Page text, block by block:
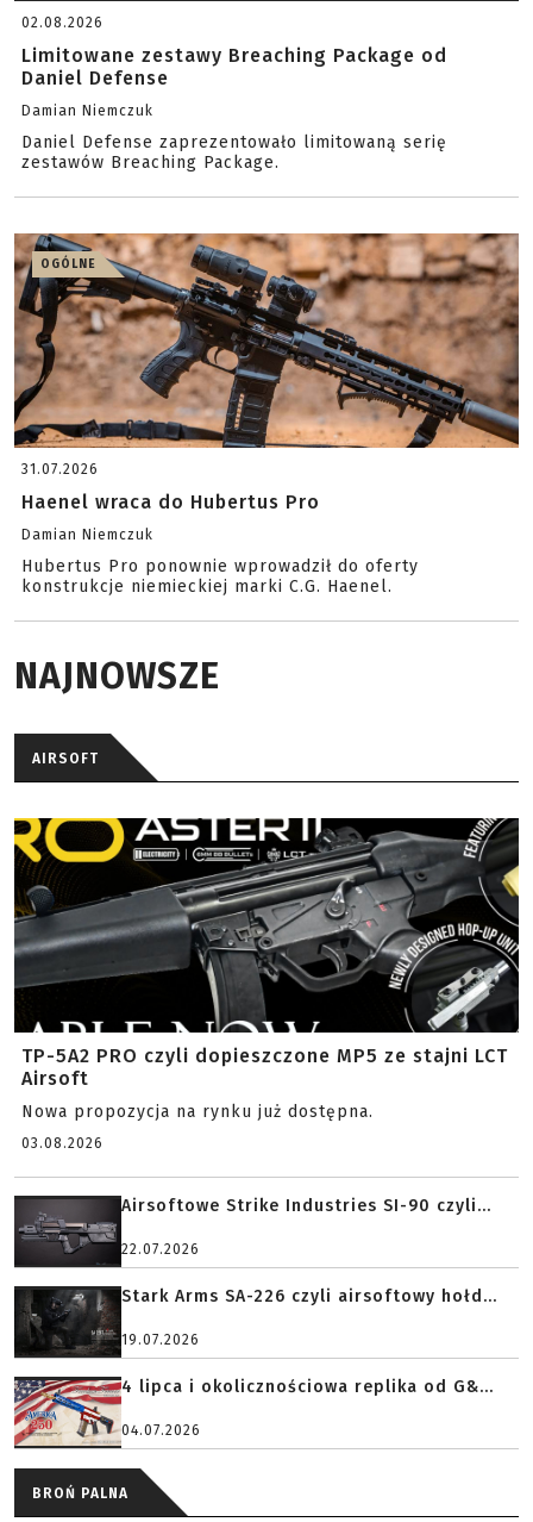
02.08.2026
Limitowane zestawy Breaching Package od
Daniel Defense
Damian Niemczuk
Daniel Defense zaprezentowało limitowaną serię
zestawów Breaching Package.
OGÓLNE
31.07.2026
Haenel wraca do Hubertus Pro
Damian Niemczuk
Hubertus Pro ponownie wprowadził do oferty
konstrukcje niemieckiej marki C.G. Haenel.
NAJNOWSZE
AIRSOFT
TP-5A2 PRO czyli dopieszczone MP5 ze stajni LCT
Airsoft
Nowa propozycja na rynku już dostępna.
03.08.2026
Airsoftowe Strike Industries SI-90 czyli...
22.07.2026
Stark Arms SA-226 czyli airsoftowy hołd...
19.07.2026
4 lipca i okolicznościowa replika od G&...
04.07.2026
BROŃ PALNA